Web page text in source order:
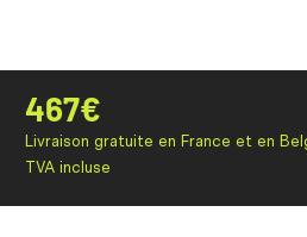
467€
Livraison gratuite en France et en
TVA incluse